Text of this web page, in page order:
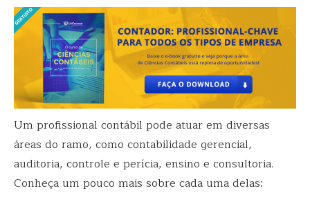
Um profissional contábil pode atuar em diversas
áreas do ramo, como contabilidade gerencial,
auditoria, controle e perícia, ensino e consultoria.
Conheça um pouco mais sobre cada uma delas: